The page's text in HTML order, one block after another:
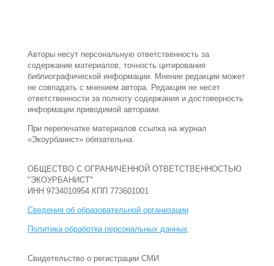
Авторы несут персональную ответственность за
содержание материалов, точность цитирования
библиографической информации. Мнение редакции может
не совпадать с мнением автора. Редакция не несет
ответственности за полноту содержания и достоверность
информации приводимой авторами.
При перепечатке материалов ссылка на журнал
«Экоурбанист» обязательна.
ОБЩЕСТВО С ОГРАНИЧЕННОЙ ОТВЕТСТВЕННОСТЬЮ
"ЭКОУРБАНИСТ"
ИНН 9734010954 КПП 773601001
Сведения об образовательной организации
Политика обработки персональных данных
Свидетельство о регистрации СМИ